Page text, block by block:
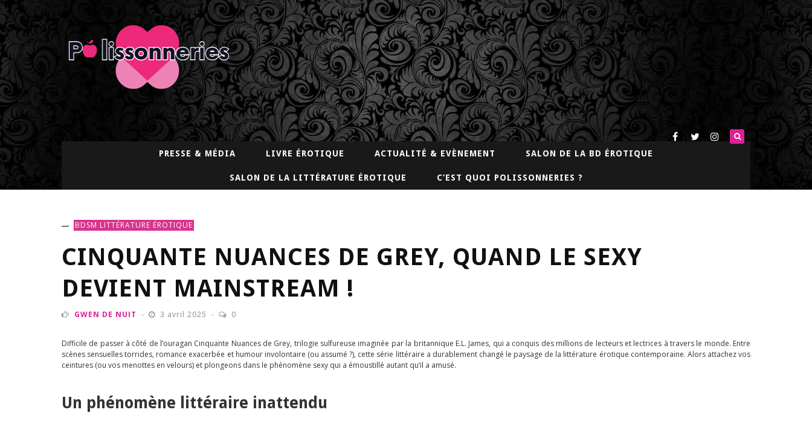
PRESSE & MÉDIA LIVRE ÉROTIQUE ACTUALITÉ & EVÈNEMENT SALON DE LA BD ÉROTIQUE
SALON DE LA LITTÉRATURE ÉROTIQUE C’EST QUOI POLISSONNERIES ?
BDSM LITTÉRATURE ÉROTIQUE
CINQUANTE NUANCES DE GREY, QUAND LE SEXY
DEVIENT MAINSTREAM !
GWEN DE NUIT 3 avril 2025 0
Difficile de passer à côté de l’ouragan Cinquante Nuances de Grey, trilogie sulfureuse imaginée par la britannique E.L. James, qui a conquis des millions de lecteurs et lectrices à travers le monde. Entre
scènes sensuelles torrides, romance exacerbée et humour involontaire (ou assumé ?), cette série littéraire a durablement changé le paysage de la littérature érotique contemporaine. Alors attachez vos
ceintures (ou vos menottes en velours) et plongeons dans le phénomène sexy qui a émoustillé autant qu’il a amusé.
Un phénomène littéraire inattendu